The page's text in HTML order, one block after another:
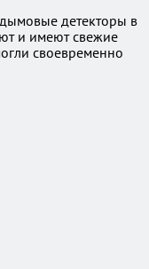
детекторы в
и имеют свежие
своевременно